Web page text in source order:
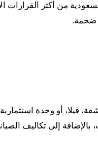
من أكثر القرارات
ضخمة.
فيلا، أو وحدة
إلى تكاليف